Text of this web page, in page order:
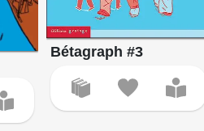
Bétagraph #3